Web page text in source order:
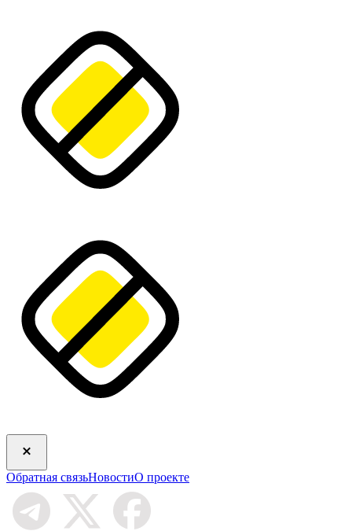
Обратная связьНовостиО проекте